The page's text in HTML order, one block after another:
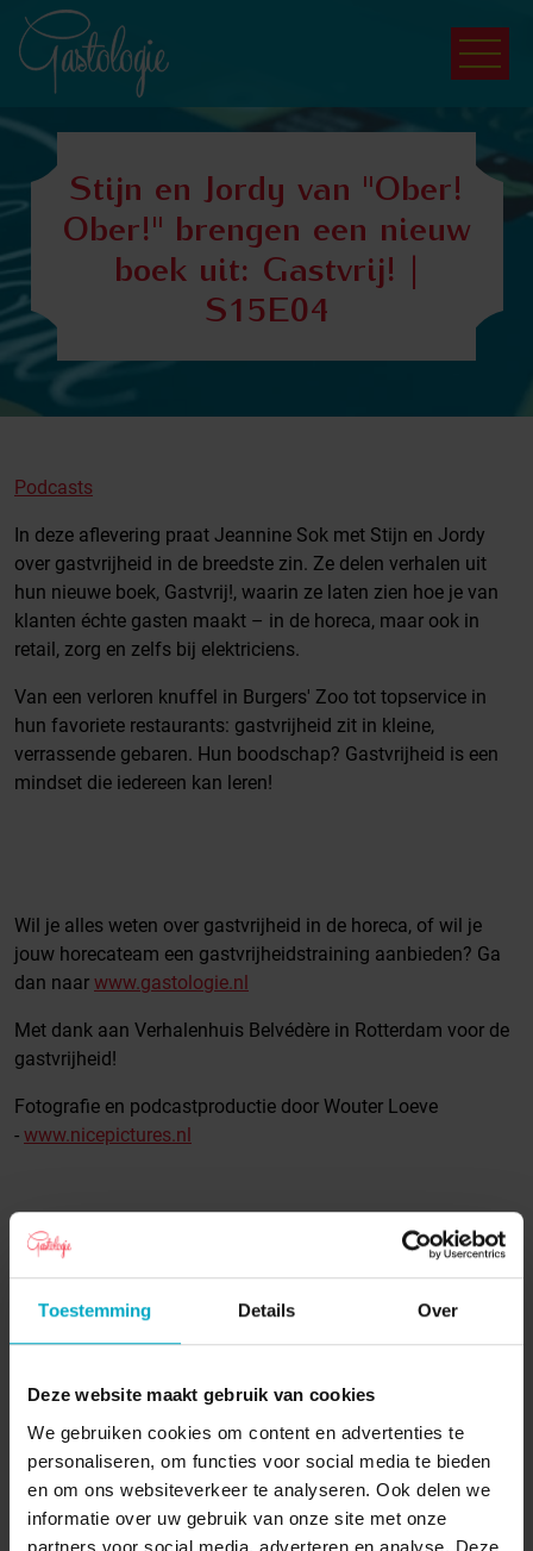
Toestemming Details Over
Deze website maakt gebruik van cookies
We gebruiken cookies om content en advertenties te
personaliseren, om functies voor social media te bieden
en om ons websiteverkeer te analyseren. Ook delen we
informatie over uw gebruik van onze site met onze
partners voor social media, adverteren en analyse. Deze
Stijn en Jordy van "Ober!
Ober!" brengen een nieuw
boek uit: Gastvrij! |
S15E04
Podcasts
In deze aflevering praat Jeannine Sok met Stijn en Jordy
over gastvrijheid in de breedste zin. Ze delen verhalen uit
hun nieuwe boek, Gastvrij!, waarin ze laten zien hoe je van
klanten échte gasten maakt – in de horeca, maar ook in
retail, zorg en zelfs bij elektriciens.
Van een verloren knuffel in Burgers' Zoo tot topservice in
hun favoriete restaurants: gastvrijheid zit in kleine,
verrassende gebaren. Hun boodschap? Gastvrijheid is een
mindset die iedereen kan leren!
Wil je alles weten over gastvrijheid in de horeca, of wil je
jouw horecateam een gastvrijheidstraining aanbieden? Ga
dan naar ⁠⁠⁠⁠⁠⁠⁠⁠⁠⁠⁠www.gastologie.nl⁠⁠⁠⁠⁠⁠⁠⁠⁠⁠⁠
Met dank aan Verhalenhuis Belvédère in Rotterdam voor de
gastvrijheid!
Fotografie en podcastproductie door Wouter Loeve
- ⁠⁠⁠⁠⁠⁠⁠⁠⁠⁠⁠www.nicepictures.nl⁠⁠⁠⁠⁠⁠⁠⁠